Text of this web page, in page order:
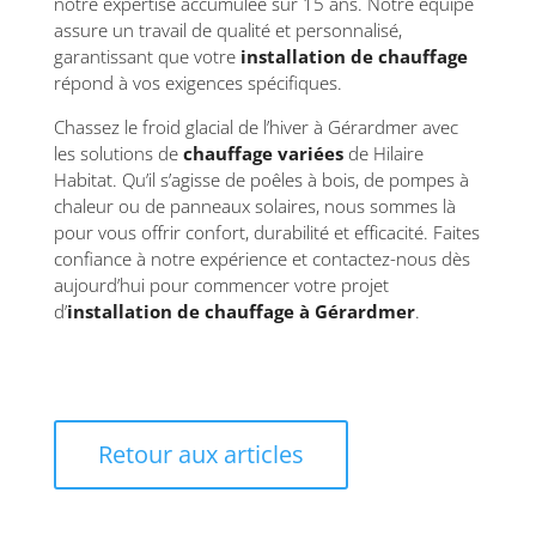
assure un travail de qualité et personnalisé,
garantissant que votre installation de chauffage
répond à vos exigences spécifiques.
Chassez le froid glacial de l’hiver à Gérardmer avec
les solutions de chauffage variéesde Hilaire
Habitat. Qu’il s’agisse de poêles à bois, de pompes à
chaleur ou de panneaux solaires, nous sommes là
pour vous offrir confort, durabilité et efficacité. Faites
confiance à notre expérience et contactez-nous dès
aujourd’hui pour commencer votre projet
d’installation de chauffage à Gérardmer.
Retour aux articles